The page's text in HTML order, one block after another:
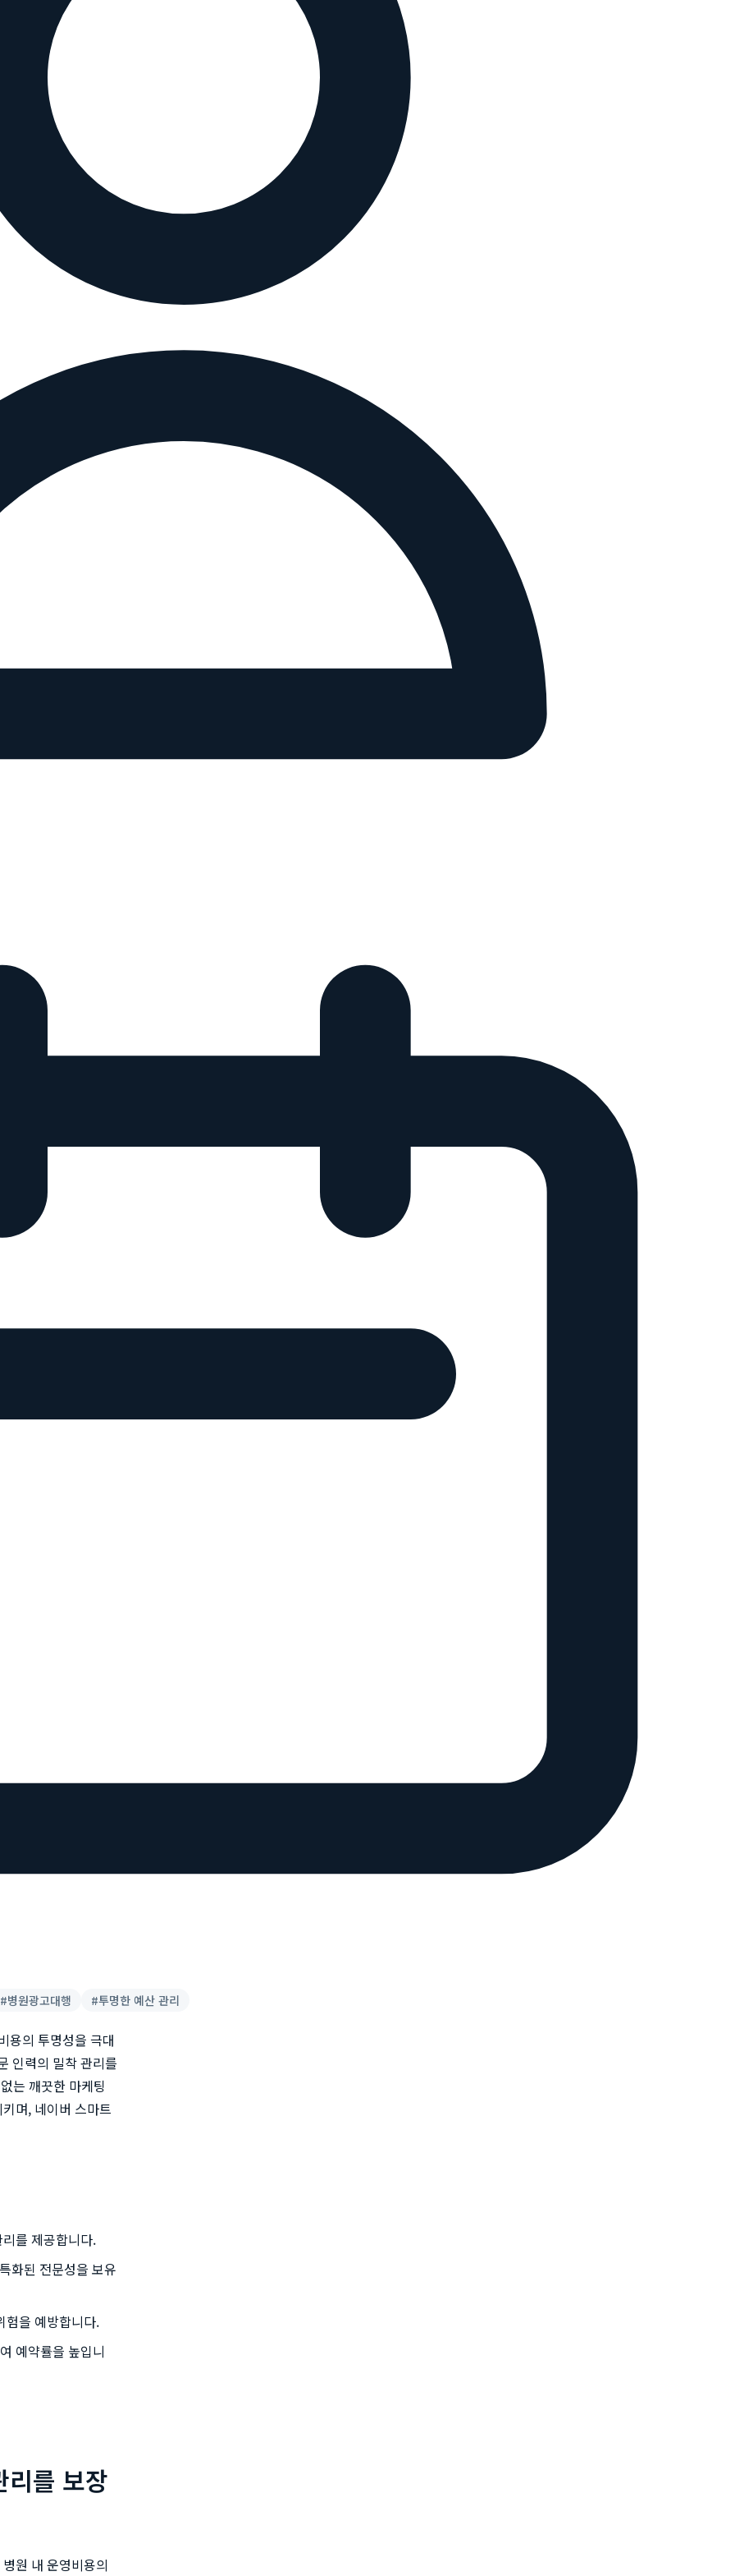
#병원광고대행 #투명한 예산 관리
용의 투명성을 극대
인력의 밀착 관리를
는 깨끗한 마케팅
며, 네이버 스마트
를 제공합니다.
화된 전문성을 보유
험을 예방합니다.
예약률을 높입니
리를 보장
원 내 운영비용의